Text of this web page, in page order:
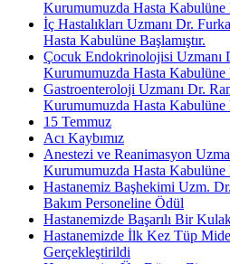
Kurumumuzda Hasta Kabulüne
İç Hastalıkları Uzmanı Dr.
Hasta Kabulüne Başlamıştır.
Çocuk Endokrinolojisi
Kurumumuzda Hasta Kabulüne
Gastroenteroloji Uzmanı Dr.
Kurumumuzda Hasta Kabulüne
15 Temmuz
Acı Kaybımız
Anestezi ve Reanimasyon
Kurumumuzda Hasta Kabulüne
Hastanemiz Başhekimi Uzm.
Bakım Personeline Ödül
Hastanemizde Başarılı Bir
Hastanemizde İlk Kez Tüp
Gerçekleştirildi